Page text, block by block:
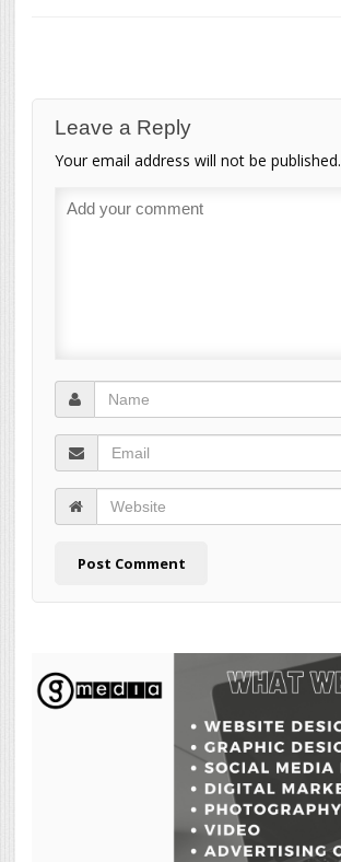
Leave a Reply
Your email address will not be published.